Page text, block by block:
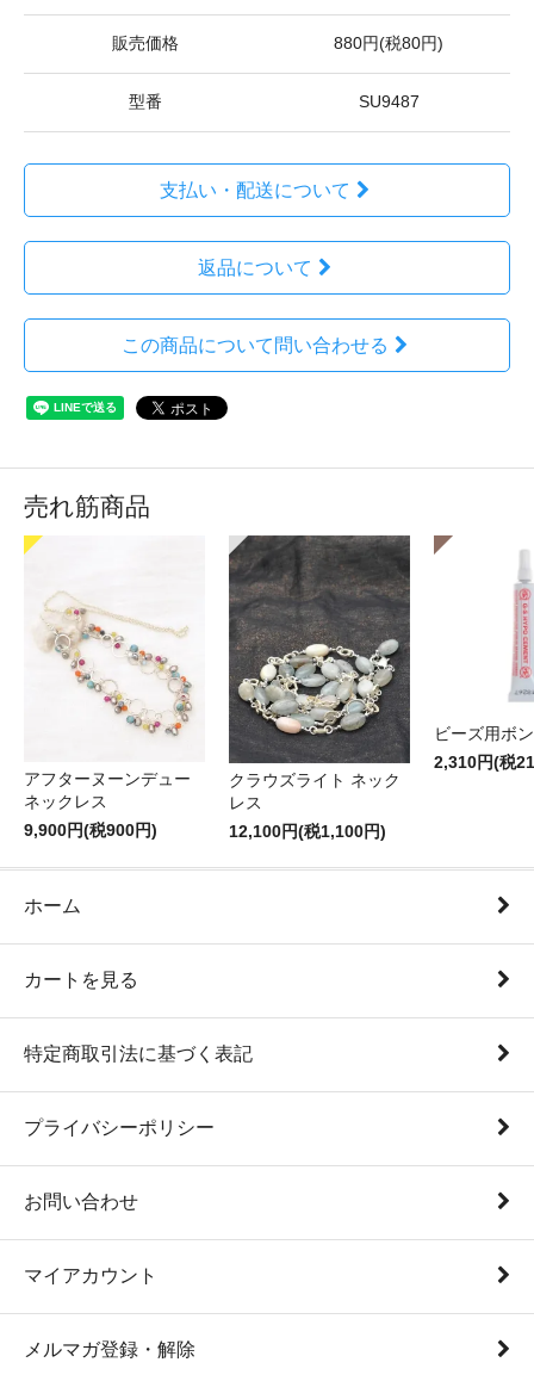
販売価格 880円(税80円)
型番 SU9487
支払い・配送について
返品について
この商品について問い合わせる
売れ筋商品
アフターヌーンデュー
ネックレス
9,900円(税900円)
クラウズライト ネック
レス
12,100円(税1,100円)
ビーズ用ボ
2,310円(税
ホーム
カートを見る
特定商取引法に基づく表記
プライバシーポリシー
お問い合わせ
マイアカウント
メルマガ登録・解除